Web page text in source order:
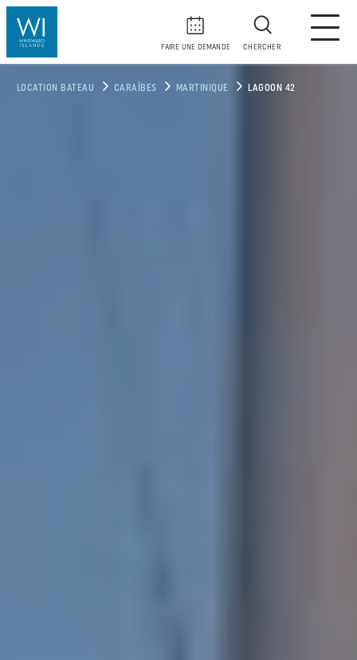
FAIRE UNE DEMANDE CHERCHER
LOCATION BATEAU CARAÏBES MARTINIQUE LAGOON 42